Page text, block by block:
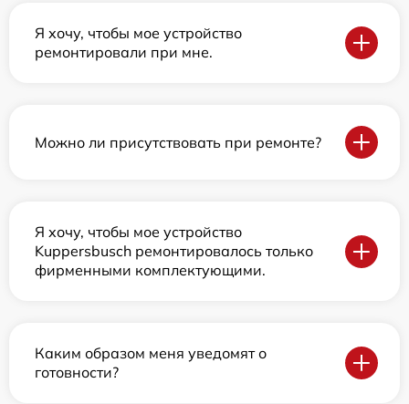
Я хочу, чтобы мое устройство
ремонтировали при мне.
Можно ли присутствовать при ремонте?
Я хочу, чтобы мое устройство
Kuppersbusch ремонтировалось только
фирменными комплектующими.
Каким образом меня уведомят о
готовности?